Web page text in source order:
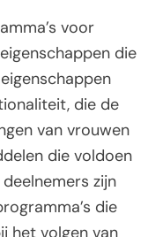
voor
die
die de
van vrouwen
die voldoen
zijn
die
het volgen van